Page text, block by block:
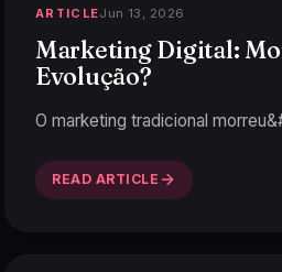
ARTICLEJun 13, 2026
Marketing Digital:
Evolução?
O marketing tradicional
READ ARTICLE